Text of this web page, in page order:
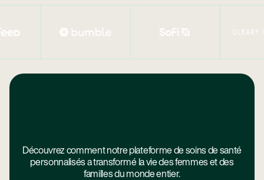
Découvrez comment notre plateforme de soins de santé
personnalisés a transformé la vie des femmes et des
familles du monde entier.